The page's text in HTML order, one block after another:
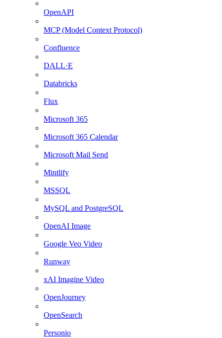
OpenAPI
MCP (Model Context Protocol)
Confluence
DALL·E
Databricks
Flux
Microsoft 365
Microsoft 365 Calendar
Microsoft Mail Send
Mintlify
MSSQL
MySQL and PostgreSQL
OpenAI Image
Google Veo Video
Runway
xAI Imagine Video
OpenJourney
OpenSearch
Personio